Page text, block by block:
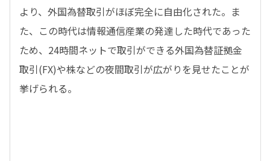
より、外国為替取引がほぼ完全に自由化された。ま
た、この時代は情報通信産業の発達した時代であった
ため、24時間ネットで取引ができる外国為替証拠金
取引(FX)や株などの夜間取引が広がりを見せたことが
挙げられる。